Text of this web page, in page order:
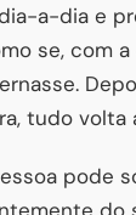
a-dia e
se, com
tudo volta
pode
do